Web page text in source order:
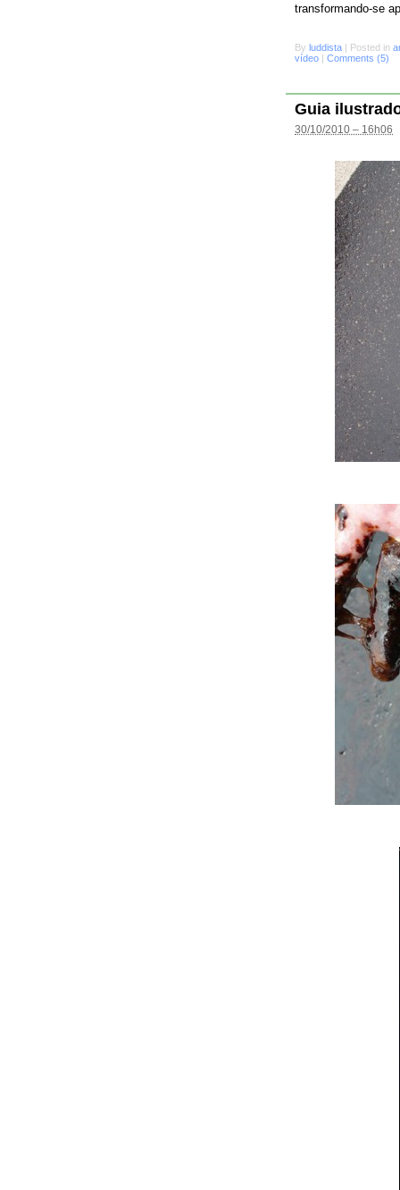
transformando-se
By luddista | Posted in
vídeo | Comments (5)
Guia
30/10/2010 – 16h06